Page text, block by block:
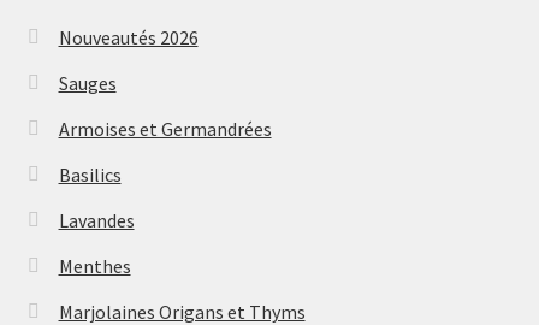
Nouveautés 2026
Sauges
Armoises et Germandrées
Basilics
Lavandes
Menthes
Marjolaines Origans et Thyms